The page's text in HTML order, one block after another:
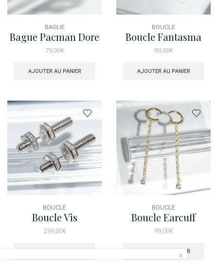
BAGUE
Bague Pacman Dore
79,00€
AJOUTER AU PANIER
BOUCLE
Boucle Fantasma
Baguette
99,00€
AJOUTER AU PANIER
BOUCLE
Boucle Vis
299,00€
BOUCLE
Boucle Earcuff
Pampilles Dore
99,00€
AJOUTER AU PANIER